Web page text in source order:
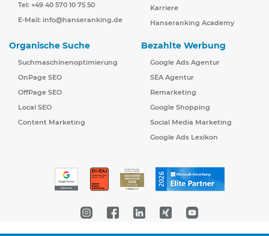
Tel: +49 40 570 10 75 50
E-Mail: info@hanseranking.de
Karriere
Hanseranking Academy
Organische Suche
Suchmaschinenoptimierung
OnPage SEO
OffPage SEO
Local SEO
Content Marketing
Bezahlte Werbung
Google Ads Agentur
SEA Agentur
Remarketing
Google Shopping
Social Media Marketing
Google Ads Lexikon